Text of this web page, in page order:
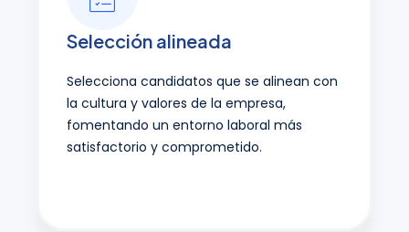
Selección alineada
Selecciona candidatos que se alinean con
la cultura y valores de la empresa,
fomentando un entorno laboral más
satisfactorio y comprometido.